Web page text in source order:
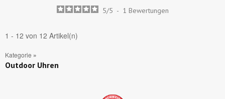
5/5 - 1 Bewertungen
1 - 12 von 12 Artikel(n)
Kategorie »
Outdoor Uhren